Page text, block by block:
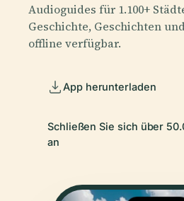
Audioguides für 1.100+
Geschichte, Geschichten
offline verfügbar.
App herunterladen
Schließen Sie sich über
an